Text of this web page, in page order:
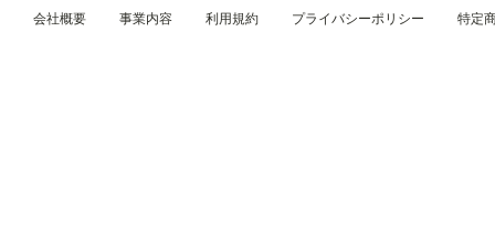
会社概要 事業内容 利用規約 プライバシーポリシー 特定